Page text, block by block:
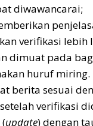
diwawancarai;
verifikasi lebih
dimuat pada
huruf miring.
berita sesuai
verifikasi
update) dengan